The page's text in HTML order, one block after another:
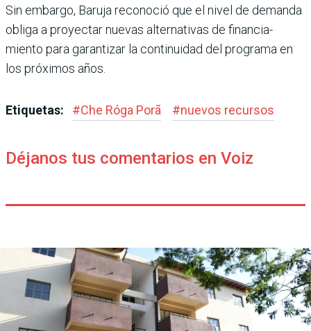
Sin embargo, Baruja recono­ció que el nivel de demanda
obliga a proyectar nuevas alternativas de financia­
miento para garantizar la continuidad del programa en
los próximos años.
Etiquetas: #Che Róga Porã #nuevos recursos
Déjanos tus comentarios en Voiz